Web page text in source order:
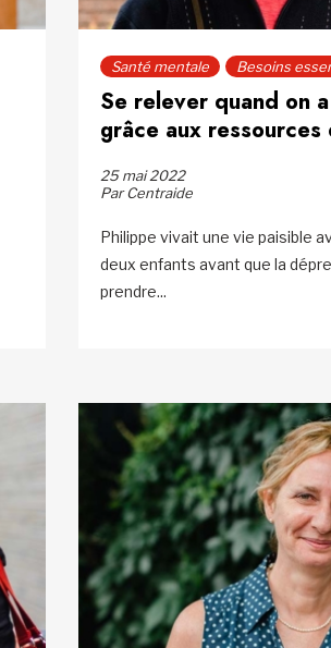
Santé mentale Besoins
Se relever quand on
grâce aux ressources
25 mai 2022
Par Centraide
Philippe vivait une vie paisible
deux enfants avant que la
prendre...